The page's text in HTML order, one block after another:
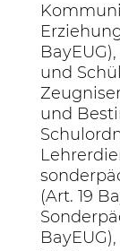
und
und
(Art. 19